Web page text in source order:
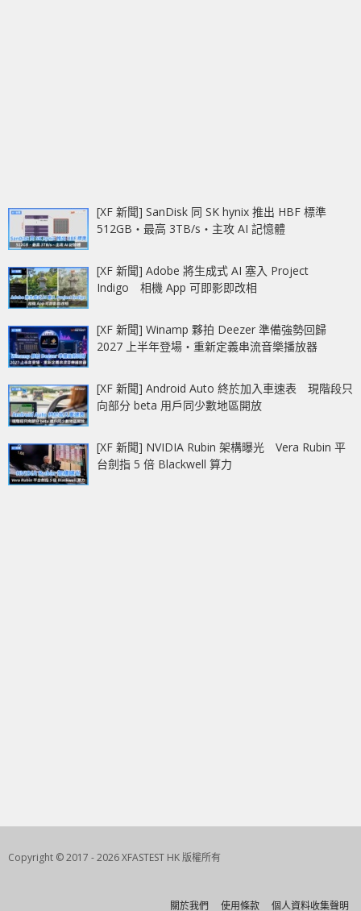
[XF 新聞] SanDisk 同 SK hynix 推出 HBF 標準
512GB‧最高 3TB/s‧主攻 AI 記憶體
[XF 新聞] Adobe 將生成式 AI 塞入 Project
Indigo 相機 App 可即影即改相
[XF 新聞] Winamp 夥拍 Deezer 準備強勢回歸
2027 上半年登場‧重新定義串流音樂播放器
[XF 新聞] Android Auto 終於加入車速表 現階段只
向部分 beta 用戶同少數地區開放
[XF 新聞] NVIDIA Rubin 架構曝光 Vera Rubin 平
台劍指 5 倍 Blackwell 算力
Copyright © 2017 - 2026 XFASTEST HK 版權所有
關於我們 使用條款 個人資料收集聲明